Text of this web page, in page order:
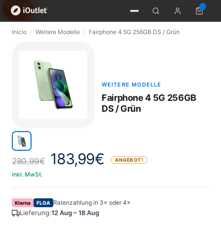
Início / Weitere Modelle / Fairphone 4 5G 256GB DS / Grün
WEITERE MODELLE
Fairphone 4 5G 256GB
DS / Grün
280,99€ 183,99€ ANGEBOT!
inkl. MwSt.
Klarna FLOA Ratenzahlung in 3× oder 4×
OUTLET
Lieferung:12 Aug – 18 Aug